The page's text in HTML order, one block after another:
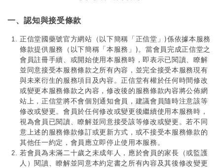
一、認知與接受條款
正信堂國藥號官方網站（以下簡稱「正信堂」)係依據本服務
條款提供服務（以下簡稱「本服務」)。當會員完成正信堂之
會員註冊手續、或開始使用本服務時，即表示已閱讀、瞭解
並同意接受本服務條款之所有內容，並完全接受本服務現有
與未來衍生的服務項目及內容。正信堂有權於任何時間修改
或變更本服務條款之內容，修改後的服務條款內容將公佈網
站上，正信堂將不會個別通知會員，建議會員隨時注意該等
修改或變更。會員於任何修改或變更後繼續使用本服務時，
視為會員已閱讀、瞭解並同意接受該等修改或變更。若不同
意上述的服務條款修訂或更新方式，或不接受本服務條款的
其他任一約定，會員應立即停止使用本服務。
若會員為未滿二十歲之未成年人，應於會員的家長（或監護
人）閱讀、瞭解並同意本約定書之所有內容及其後修改變更